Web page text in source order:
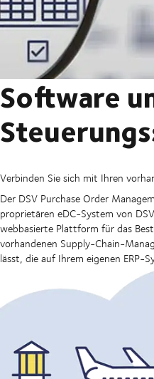
Software
Verbinden Sie sich mit Ihren
Der DSV Purchase Order
proprietären eDC-System von
webbasierte Plattform für das
vorhandenen Supply-Chain-
lässt, die auf Ihrem eigenen ERP-